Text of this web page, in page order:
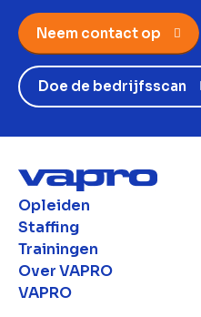
Neem contact op
Doe de bedrijfsscan
Opleiden
Staffing
Trainingen
Over VAPRO
VAPRO